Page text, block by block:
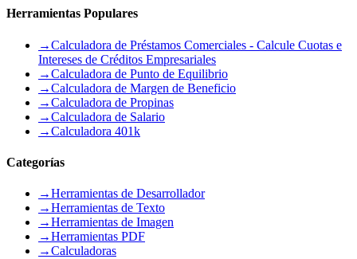
Herramientas Populares
→Calculadora de Préstamos Comerciales - Calcule Cuotas e
Intereses de Créditos Empresariales
→Calculadora de Punto de Equilibrio
→Calculadora de Margen de Beneficio
→Calculadora de Propinas
→Calculadora de Salario
→Calculadora 401k
Categorías
→Herramientas de Desarrollador
→Herramientas de Texto
→Herramientas de Imagen
→Herramientas PDF
→Calculadoras